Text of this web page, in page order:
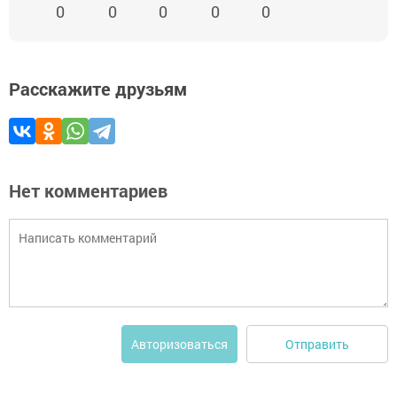
0 0 0 0 0
Расскажите друзьям
Нет комментариев
Авторизоваться Отправить